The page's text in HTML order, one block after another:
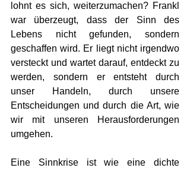
lohnt es sich, weiterzumachen? Frankl
war überzeugt, dass der Sinn des
Lebens nicht gefunden, sondern
geschaffen wird. Er liegt nicht irgendwo
versteckt und wartet darauf, entdeckt zu
werden, sondern er entsteht durch
unser Handeln, durch unsere
Entscheidungen und durch die Art, wie
wir mit unseren Herausforderungen
umgehen.
Eine Sinnkrise ist wie eine dichte